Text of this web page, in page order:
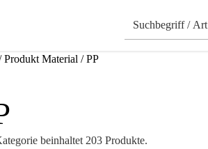
Produkt Material / PP
beinhaltet 203 Produkte.